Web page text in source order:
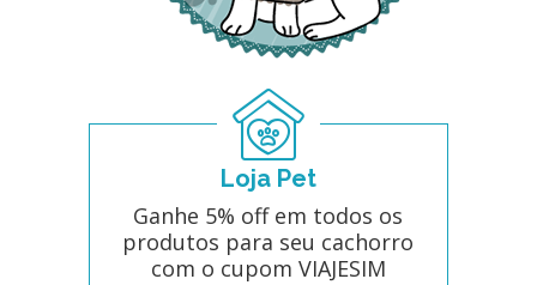
Loja Pet
Ganhe 5% off em todos os
produtos para seu cachorro
com o cupom VIAJESIM